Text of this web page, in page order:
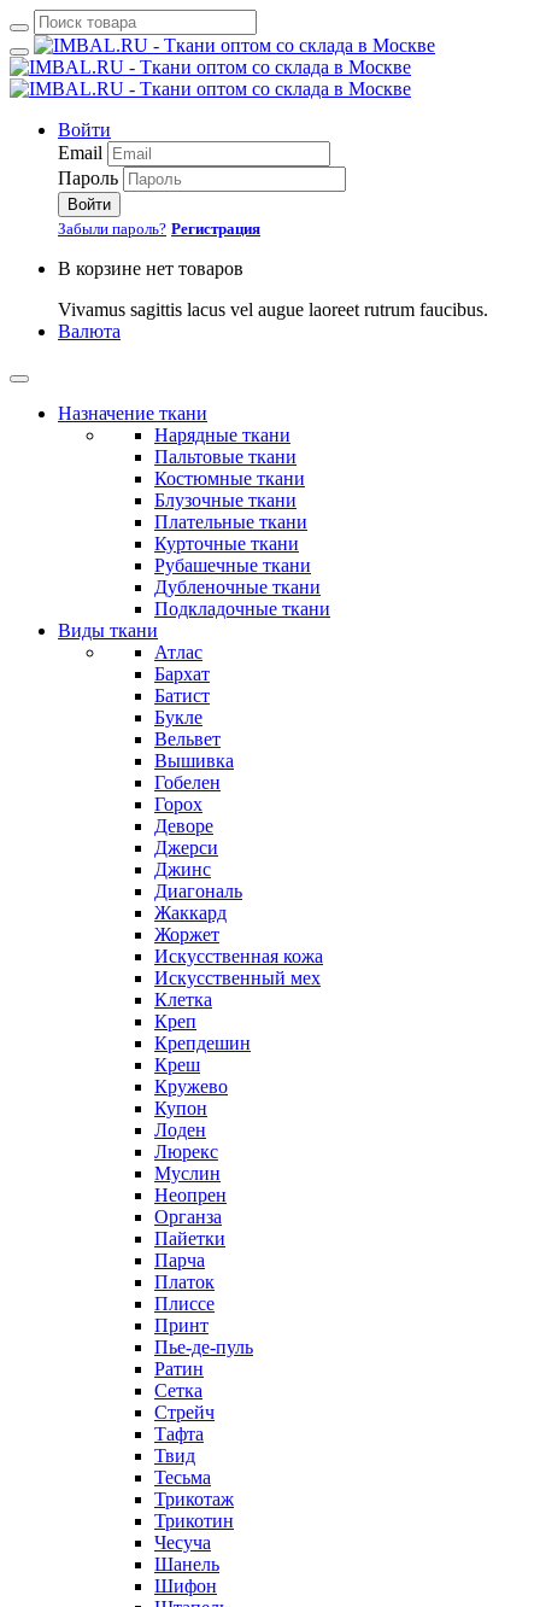
Войти
Email
Пароль
Войти
Забыли пароль? Регистрация
В корзине нет товаров
Vivamus sagittis lacus vel augue laoreet rutrum faucibus.
Валюта
Назначение ткани
Нарядные ткани
Пальтовые ткани
Костюмные ткани
Блузочные ткани
Плательные ткани
Курточные ткани
Рубашечные ткани
Дубленочные ткани
Подкладочные ткани
Виды ткани
Атлас
Бархат
Батист
Букле
Вельвет
Вышивка
Гобелен
Горох
Деворе
Джерси
Джинс
Диагональ
Жаккард
Жоржет
Искусственная кожа
Искусственный мех
Клетка
Креп
Крепдешин
Креш
Кружево
Купон
Лоден
Люрекс
Муслин
Неопрен
Органза
Пайетки
Парча
Платок
Плиссе
Принт
Пье-де-пуль
Ратин
Сетка
Стрейч
Тафта
Твид
Тесьма
Трикотаж
Трикотин
Чесуча
Шанель
Шифон